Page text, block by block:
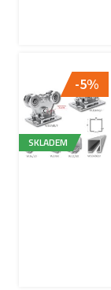
-5%
SKLADEM